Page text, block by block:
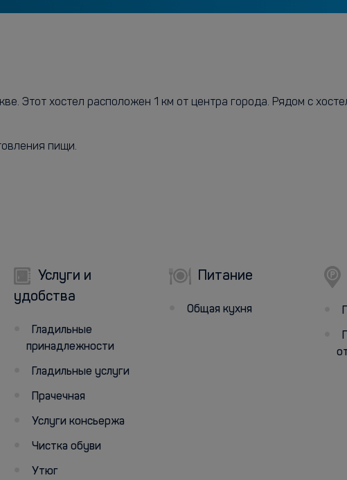
Этот хостел расположен 1 км от центра города. Рядом с
пищи.
Услуги и
удобства
Гладильные
принадлежности
Гладильные услуги
Прачечная
Услуги консьержа
Чистка обуви
Утюг
Питание
Общая кухня